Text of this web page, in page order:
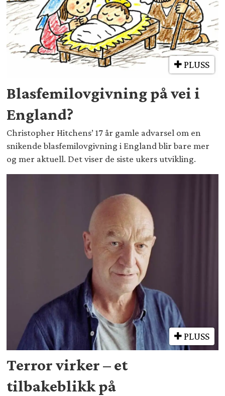
PLUSS
Blasfemilovgivning på vei i
England?
Christopher Hitchens’ 17 år gamle advarsel om en
snikende blasfemilovgivning i England blir bare mer
og mer aktuell. Det viser de siste ukers utvikling.
PLUSS
Terror virker – et
tilbakeblikk på